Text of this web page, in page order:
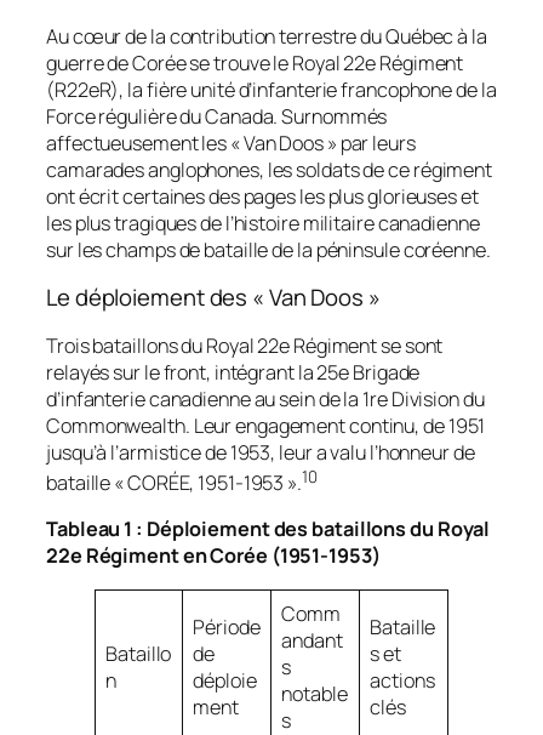
Au cœur de la contribution terrestre du Québec à la
guerre de Corée se trouve le Royal 22e Régiment
(R22eR), la fière unité d’infanterie francophone de la
Force régulière du Canada. Surnommés
affectueusement les « Van Doos » par leurs
camarades anglophones, les soldats de ce régiment
ont écrit certaines des pages les plus glorieuses et
les plus tragiques de l’histoire militaire canadienne
sur les champs de bataille de la péninsule coréenne.
Le déploiement des « Van Doos »
Trois bataillons du Royal 22e Régiment se sont
relayés sur le front, intégrant la 25e Brigade
d’infanterie canadienne au sein de la 1re Division du
Commonwealth. Leur engagement continu, de 1951
jusqu’à l’armistice de 1953, leur a valu l’honneur de
bataille « CORÉE, 1951-1953 ».10
Tableau 1 : Déploiement des bataillons du Royal
22e Régiment en Corée (1951-1953)
Bataillo
n
Période
de
déploie
ment
Comm
andant
s
notable
s
Bataille
s et
actions
clés